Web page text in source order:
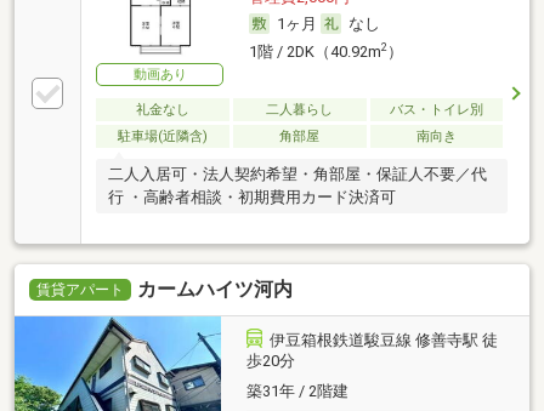
動画あり
1ヶ月
なし
1階 / 2DK（40.92m2）
礼金なし 二人暮らし
バス・トイレ別
駐車場(近隣含)
角部屋 南向き
二人入居可・法人契約希望・角部屋・保証人不要／代
行 ・高齢者相談・初期費用カード決済可
賃貸アパート カームハイツ河内
伊豆箱根鉄道駿豆線 修善寺駅 徒
歩20分
築31年 / 2階建